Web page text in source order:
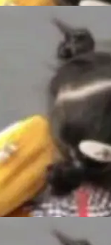
队与
场
负
求
续
系
板
ELI